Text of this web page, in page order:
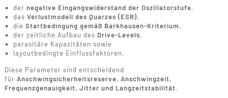
der negative Eingangswiderstand der Oszillatorstufe,
das Verlustmodell des Quarzes (ESR),
die Startbedingung gemäß Barkhausen-Kriterium,
der zeitliche Aufbau des Drive-Levels,
parasitäre Kapazitäten sowie
layoutbedingte Einflussfaktoren.
Diese Parameter sind entscheidend
für Anschwingsicherheitsreserve, Anschwingzeit,
Frequenzgenauigkeit, Jitter und Langzeitstabilität.